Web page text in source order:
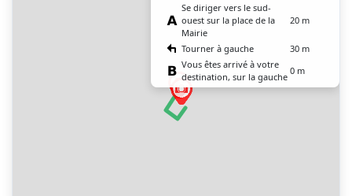
Se diriger vers le sud-
ouest sur la place de la
Mairie
20 m
Tourner à gauche
30 m
Vous êtes arrivé à votre
destination, sur la gauche
0 m